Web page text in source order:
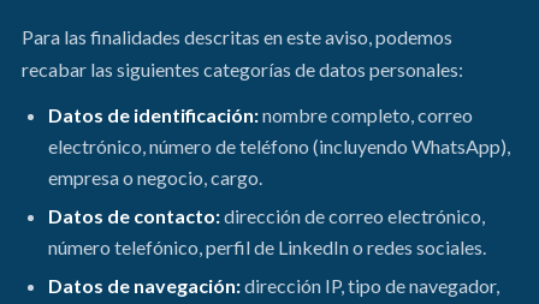
Para las finalidades descritas en este aviso, podemos
recabar las siguientes categorías de datos personales:
Datos de identificación:nombre completo, correo
electrónico, número de teléfono (incluyendo WhatsApp),
empresa o negocio, cargo.
Datos de contacto:dirección de correo electrónico,
número telefónico, perfil de LinkedIn o redes sociales.
Datos de navegación:dirección IP, tipo de navegador,